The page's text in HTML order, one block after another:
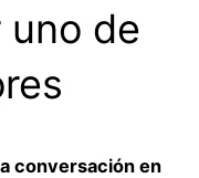
uno de
conversación en